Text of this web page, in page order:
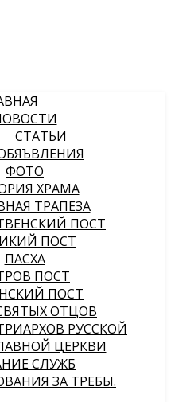
СТАТЬИ
ФОТО
ХРАМА
ТРАПЕЗА
ПОСТ
ПОСТ
ПАСХА
ПОСТ
ПОСТ
ОТЦОВ
РУССКОЙ
ЦЕРКВИ
СЛУЖБ
ЗА ТРЕБЫ.